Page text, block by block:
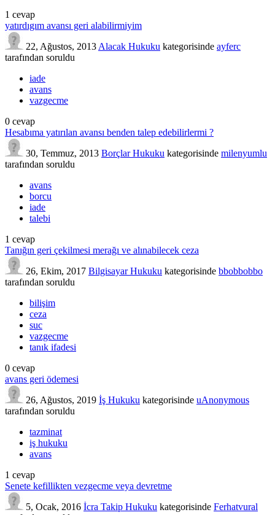
1 cevap
yatırdıgım avansı geri alabilirmiyim
22, Ağustos, 2013Alacak Hukuku kategorisinde ayferc
tarafından soruldu
iade
avans
vazgecme
0 cevap
Hesabıma yatırılan avansı benden talep edebilirlermi ?
30, Temmuz, 2013 Borçlar Hukuku kategorisinde milenyumlu
tarafından soruldu
avans
borcu
iade
talebi
1 cevap
Tanığın geri çekilmesi merağı ve alınabilecek ceza
26, Ekim, 2017 Bilgisayar Hukuku kategorisinde bbobbobbo
tarafından soruldu
bilişim
ceza
suc
vazgecme
tanık ifadesi
0 cevap
avans geri ödemesi
26, Ağustos, 2019 İş Hukuku kategorisinde uAnonymous
tarafından soruldu
tazminat
iş hukuku
avans
1 cevap
Senete kefillikten vezgecme veya devretme
5, Ocak, 2016 İcra Takip Hukuku kategorisinde Ferhatvural